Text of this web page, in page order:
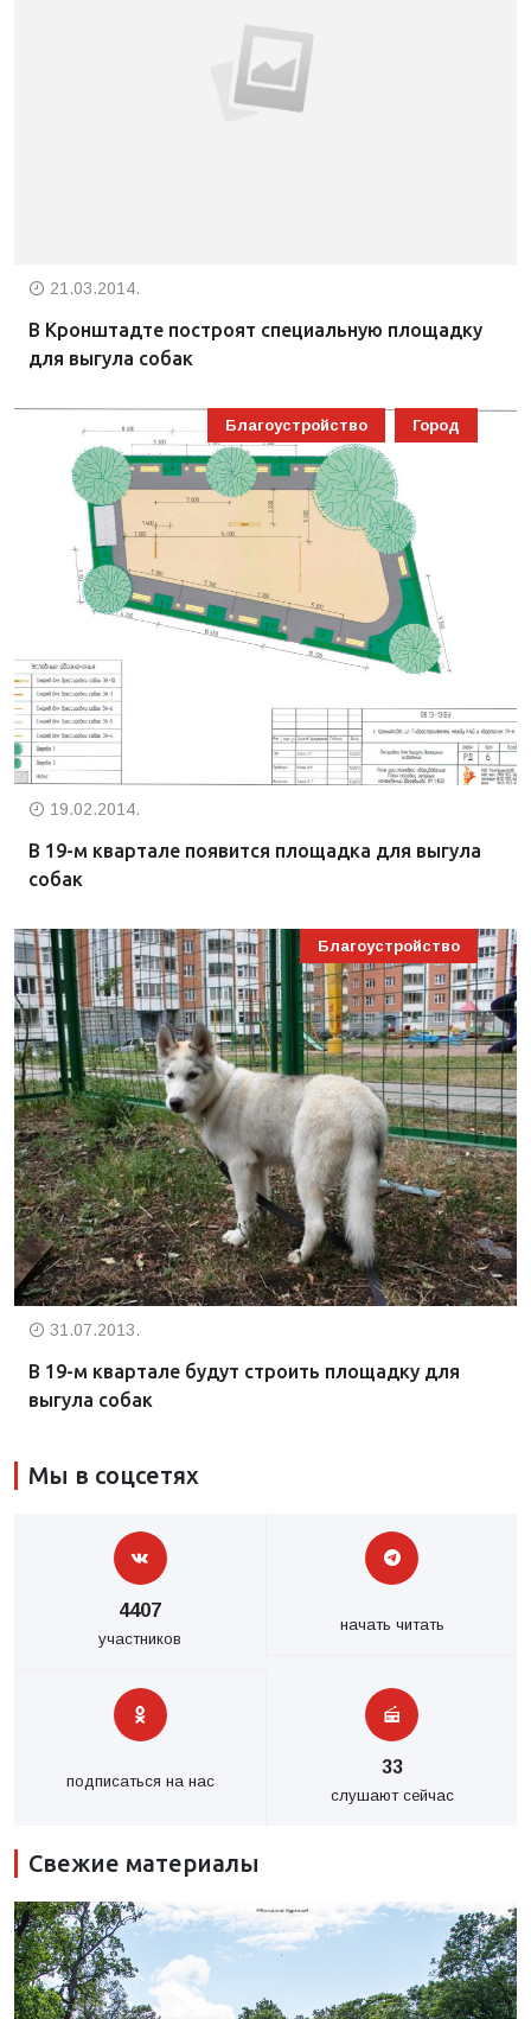
21.03.2014.
В Кронштадте построят специальную площадку
для выгула собак
Благоустройство Город
19.02.2014.
В 19-м квартале появится площадка для выгула
собак
Благоустройство
31.07.2013.
В 19-м квартале будут строить площадку для
выгула собак
Мы в соцсетях
4407
участников
начать читать
подписаться на нас
33
слушают сейчас
Свежие материалы